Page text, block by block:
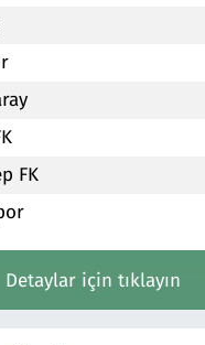
FK
Detaylar için tıklayın